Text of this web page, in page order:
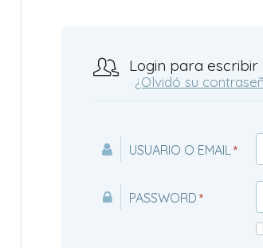
Login para
¿Olvidó su
USUARIO O EMAIL *
PASSWORD *